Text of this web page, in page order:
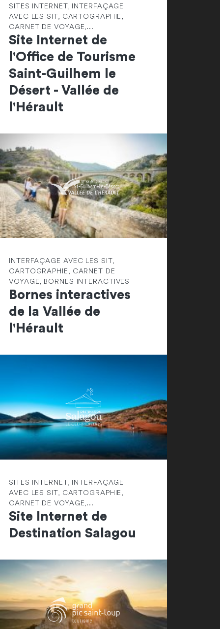
SITES INTERNET, INTERFAÇAGE
AVEC LES SIT, CARTOGRAPHIE,
CARNET DE VOYAGE,...
Site Internet de
l'Office de Tourisme
Saint-Guilhem le
Désert - Vallée de
l'Hérault
INTERFAÇAGE AVEC LES SIT,
CARTOGRAPHIE, CARNET DE
VOYAGE, BORNES INTERACTIVES
Bornes interactives
de la Vallée de
l'Hérault
SITES INTERNET, INTERFAÇAGE
AVEC LES SIT, CARTOGRAPHIE,
CARNET DE VOYAGE,...
Site Internet de
Destination Salagou